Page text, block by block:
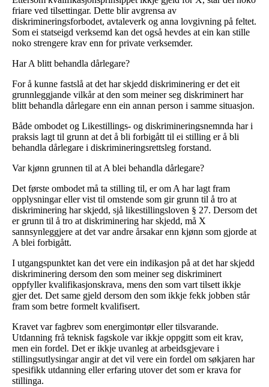
friare ved tilsettingar. Dette blir avgrensa av
diskrimineringsforbodet, avtaleverk og anna lovgivning på feltet.
Som ei statseigd verksemd kan det også hevdes at ein kan stille
noko strengere krav enn for private verksemder.
Har A blitt behandla dårlegare?
For å kunne fastslå at det har skjedd diskriminering er det eit
grunnleggjande vilkår at den som meiner seg diskriminert har
blitt behandla dårlegare enn ein annan person i samme situasjon.
Både ombodet og Likestillings- og diskrimineringsnemnda har i
praksis lagt til grunn at det å bli forbigått til ei stilling er å bli
behandla dårlegare i diskrimineringsrettsleg forstand.
Var kjønn grunnen til at A blei behandla dårlegare?
Det første ombodet må ta stilling til, er om A har lagt fram
opplysningar eller vist til omstende som gir grunn til å tro at
diskriminering har skjedd, sjå likestillingsloven § 27. Dersom det
er grunn til å tro at diskriminering har skjedd, må X
sannsynleggjere at det var andre årsakar enn kjønn som gjorde at
A blei forbigått.
I utgangspunktet kan det vere ein indikasjon på at det har skjedd
diskriminering dersom den som meiner seg diskriminert
oppfyller kvalifikasjonskrava, mens den som vart tilsett ikkje
gjer det. Det same gjeld dersom den som ikkje fekk jobben står
fram som betre formelt kvalifisert.
Kravet var fagbrev som energimontør eller tilsvarande.
Utdanning frå teknisk fagskole var ikkje oppgitt som eit krav,
men ein fordel. Det er ikkje uvanleg at arbeidsgjevare i
stillingsutlysingar angir at det vil vere ein fordel om søkjaren har
spesifikk utdanning eller erfaring utover det som er krava for
stillinga.